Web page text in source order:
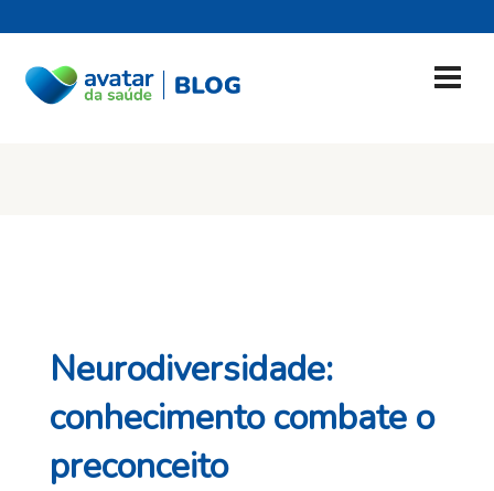
Neurodiversidade:
conhecimento combate o
preconceito